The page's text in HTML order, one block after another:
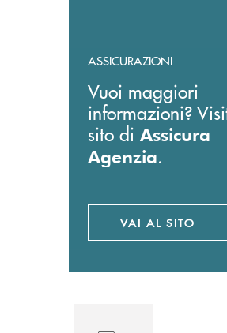
ASSICURAZIONI
Vuoi maggiori
informazioni?
sito di Assicura
Agenzia.
VAI AL SITO
APRE UNA